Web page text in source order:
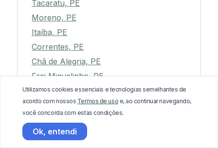
Tacaratu, PE
Moreno, PE
Itaíba, PE
Correntes, PE
Chã de Alegria, PE
Frei Miguelinho, PE
Terezinha, PE
Sirinhaém, PE
Betânia, PE
Utilizamos cookies essenciais e tecnologias semelhantes de
acordo com nossos Termos de uso e, ao continuar navegando,
você concorda com estas condições.
Ok, entendi